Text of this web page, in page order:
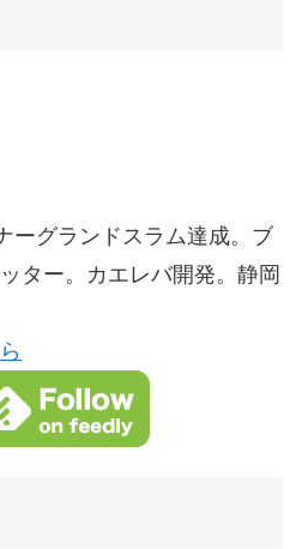
ーグランドスラム達成。ブ
ター。カエレバ開発。静岡